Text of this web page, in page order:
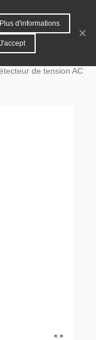
0 MENU
de tension AC
Plus d'informations
J'accept
×